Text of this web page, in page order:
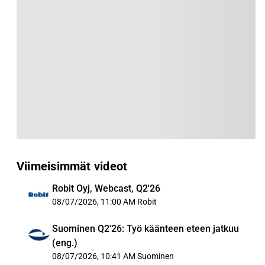
Viimeisimmät videot
Robit Oyj, Webcast, Q2'26
08/07/2026, 11:00 AM Robit
Suominen Q2'26: Työ käänteen eteen jatkuu
(eng.)
08/07/2026, 10:41 AM Suominen